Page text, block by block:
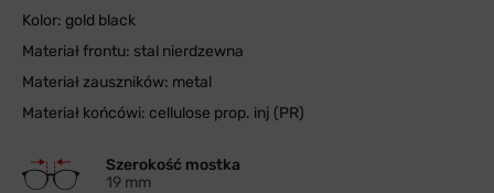
Kolor: gold black
Materiał frontu: stal nierdzewna
Materiał zauszników: metal
Materiał końcówi: cellulose prop. inj (PR)
Szerokość mostka
19 mm